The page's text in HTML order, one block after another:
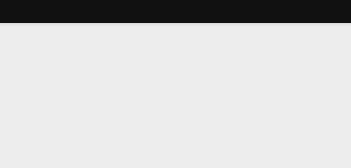
6:
Форрест Гамп Заветы